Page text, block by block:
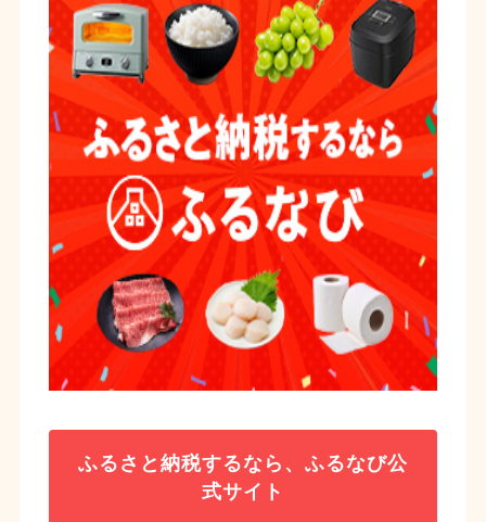
ふるさと納税するなら、ふるなび公
式サイト